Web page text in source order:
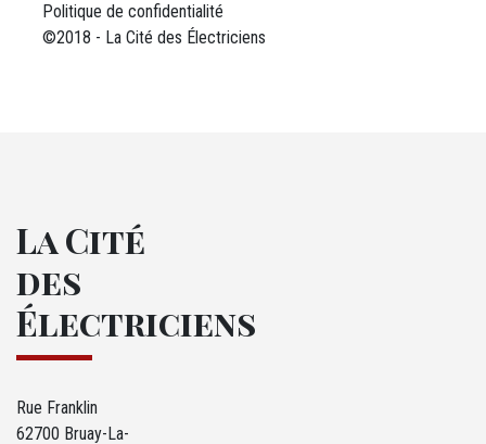
Politique de confidentialité
©2018 - La Cité des Électriciens
La Cité
des
Électriciens
Rue Franklin
62700 Bruay-La-